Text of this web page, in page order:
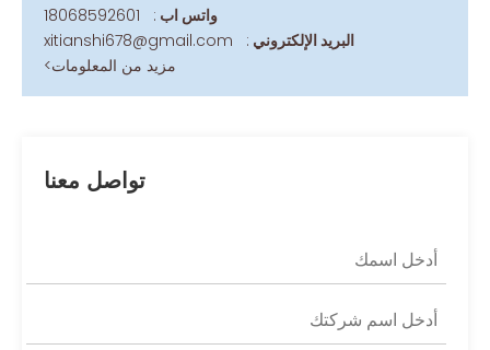
واتس اب :
18068592601
البريد الإلكتروني :
xitianshi678@gmail.com
مزيد من المعلومات>
تواصل معنا